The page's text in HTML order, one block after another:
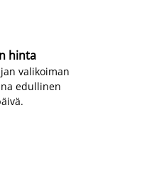
hinta
valikoiman
edullinen